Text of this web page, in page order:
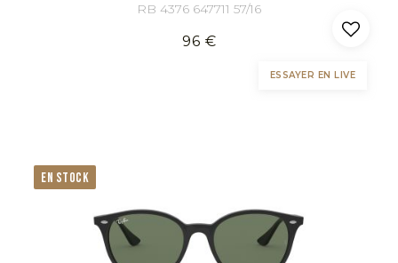
RB 4376 647711 57/16
96 €
ESSAYER EN LIVE
EN STOCK